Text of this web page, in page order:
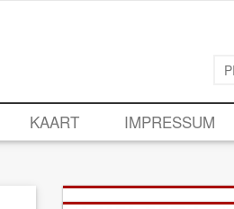
KAART IMPRESSUM